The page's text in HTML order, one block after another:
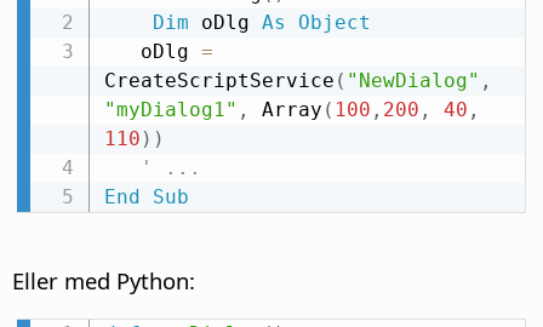
Dim oDlg As
Object
   oDlg
=
CreateScriptService ( "NewDialog" ,
"myDialog1" , Array ( 100 , 200 , 40 ,
110 ) )
' ...
End
Sub
Eller med Python: